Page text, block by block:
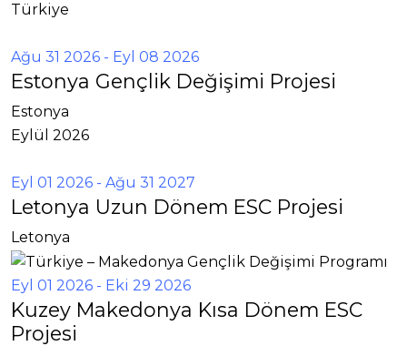
Türkiye
Ağu 31 2026 - Eyl 08 2026
Estonya Gençlik Değişimi Projesi
Estonya
Eylül 2026
Eyl 01 2026 - Ağu 31 2027
Letonya Uzun Dönem ESC Projesi
Letonya
Eyl 01 2026 - Eki 29 2026
Kuzey Makedonya Kısa Dönem ESC
Projesi